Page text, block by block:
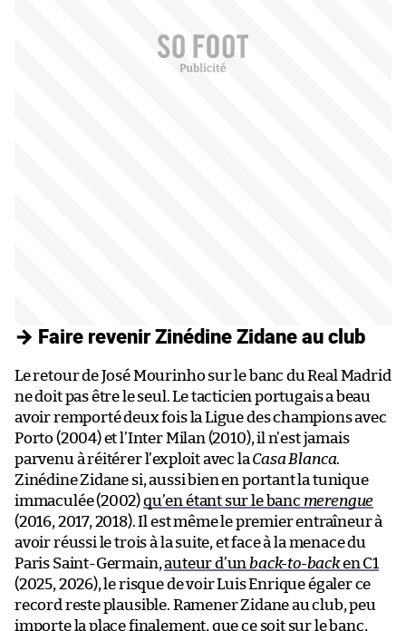
→ Faire revenir Zinédine Zidane au club
Le retour de José Mourinho sur le banc du Real Madrid
ne doit pas être le seul. Le tacticien portugais a beau
avoir remporté deux fois la Ligue des champions avec
Porto (2004) et l’Inter Milan (2010), il n’est jamais
parvenu à réitérer l’exploit avec la Casa Blanca.
Zinédine Zidane si, aussi bien en portant la tunique
immaculée (2002)qu’en étant sur le banc merengue
(2016, 2017, 2018). Il est même le premier entraîneur à
avoir réussi le trois à la suite, et face à la menace du
Paris Saint-Germain,auteur d’un back-to-backen C1
(2025, 2026), le risque de voir Luis Enrique égaler ce
record reste plausible. Ramener Zidane au club, peu
importe la place finalement, que ce soit sur le banc,